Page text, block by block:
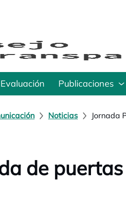
Evaluación Publicaciones
Noticias Jornada
de